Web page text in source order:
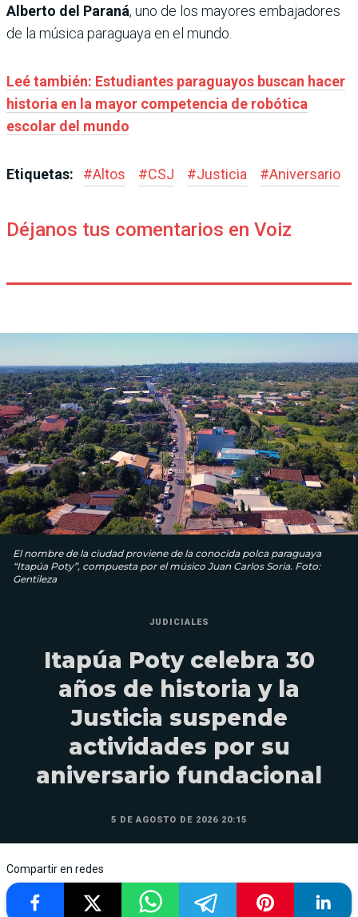
Alberto del Paraná, uno de los mayores embajadores
de la música paraguaya en el mundo.
Leé también: Estudiantes paraguayos buscan hacer
historia en la mayor competencia de robótica
escolar del mundo
Etiquetas: #Altos #CSJ #Justicia #Aniversario
Déjanos tus comentarios en Voiz
El nombre de la ciudad proviene de la conocida polca paraguaya
“Itapúa Poty”, compuesta por el músico Juan Carlos Soria. Foto:
Gentileza
JUDICIALES
Itapúa Poty celebra 30
años de historia y la
Justicia suspende
actividades por su
aniversario fundacional
5 DE AGOSTO DE 2026 20:15
Compartir en redes